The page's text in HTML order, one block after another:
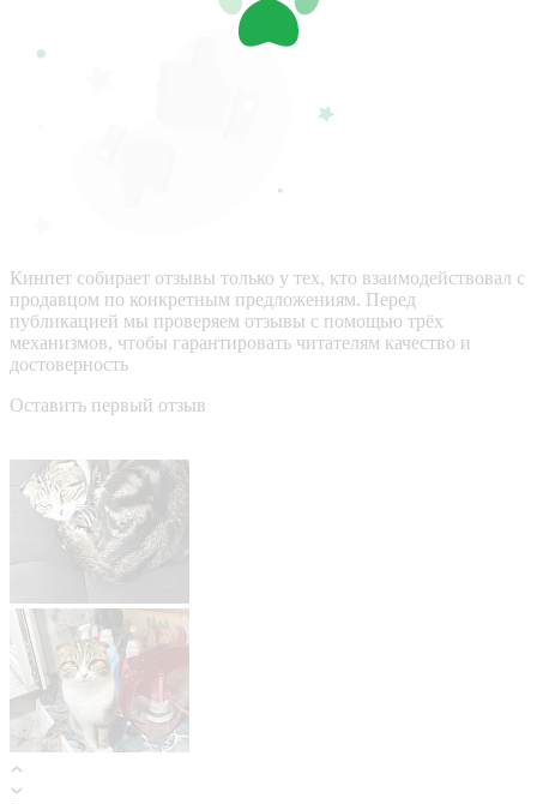
Кинпет собирает отзывы только у тех, кто взаимодействовал с
продавцом по конкретным предложениям. Перед
публикацией мы проверяем отзывы с помощью трёх
механизмов, чтобы гарантировать читателям качество и
достоверность
Оставить первый отзыв